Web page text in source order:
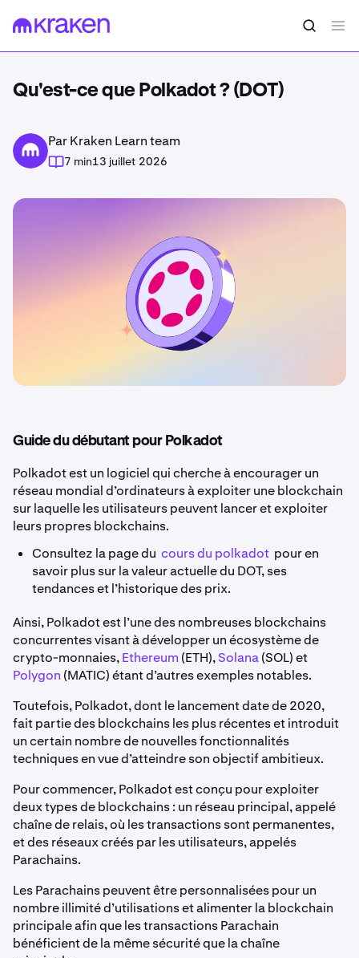
Qu'est-ce que Polkadot ? (DOT)
Par Kraken Learn team
7 min13 juillet 2026
Guide du débutant pour Polkadot
Polkadot est un logiciel qui cherche à encourager un
réseau mondial d’ordinateurs à exploiter une blockchain
sur laquelle les utilisateurs peuvent lancer et exploiter
leurs propres blockchains.
Consultez la page du cours du polkadot pour en
savoir plus sur la valeur actuelle du DOT, ses
tendances et l’historique des prix.
Ainsi, Polkadot est l’une des nombreuses blockchains
concurrentes visant à développer un écosystème de
crypto-monnaies,Ethereum (ETH),Solana(SOL) et
Polygon (MATIC) étant d’autres exemples notables.
Toutefois, Polkadot, dont le lancement date de 2020,
fait partie des blockchains les plus récentes et introduit
un certain nombre de nouvelles fonctionnalités
techniques en vue d’atteindre son objectif ambitieux.
Pour commencer, Polkadot est conçu pour exploiter
deux types de blockchains : un réseau principal, appelé
chaîne de relais, où les transactions sont permanentes,
et des réseaux créés par les utilisateurs, appelés
Parachains.
Les Parachains peuvent être personnalisées pour un
nombre illimité d’utilisations et alimenter la blockchain
principale afin que les transactions Parachain
bénéficient de la même sécurité que la chaîne